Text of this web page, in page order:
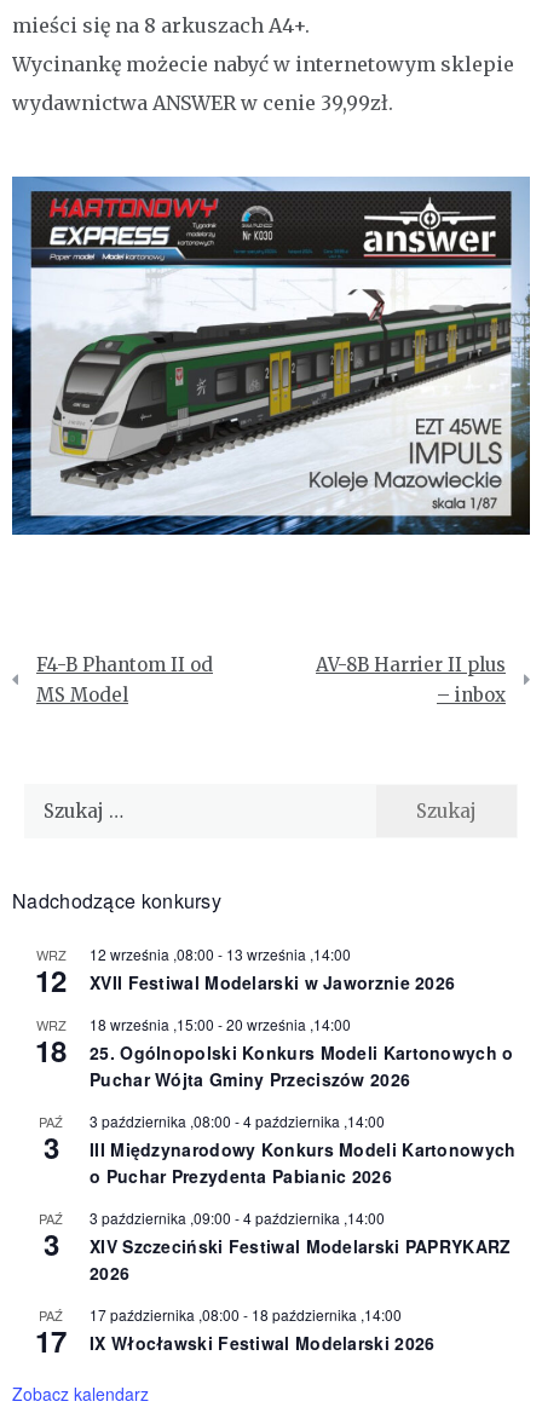
mieści się na 8 arkuszach A4+.
Wycinankę możecie nabyć w internetowym sklepie
wydawnictwa ANSWER w cenie 39,99zł.
Nawigacja
wpisu
F4-B Phantom II od
MS Model
AV-8B Harrier II plus
– inbox
Szukaj:
Nadchodzące konkursy
WRZ
12
12 września ,08:00 - 13 września ,14:00
XVII Festiwal Modelarski w Jaworznie 2026
WRZ
18
18 września ,15:00 -20 września ,14:00
25. Ogólnopolski Konkurs Modeli Kartonowych o
Puchar Wójta Gminy Przeciszów 2026
PAŹ
3
3 października ,08:00 -4 października ,14:00
III Międzynarodowy Konkurs Modeli Kartonowych
o Puchar Prezydenta Pabianic 2026
PAŹ
3
3 października ,09:00 -4 października ,14:00
XIV Szczeciński Festiwal Modelarski PAPRYKARZ
2026
PAŹ
17
17 października ,08:00 - 18 października ,14:00
IX Włocławski Festiwal Modelarski 2026
Zobacz kalendarz